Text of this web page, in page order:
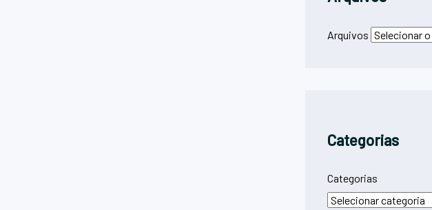
Arquivos
Categorias
Categorias